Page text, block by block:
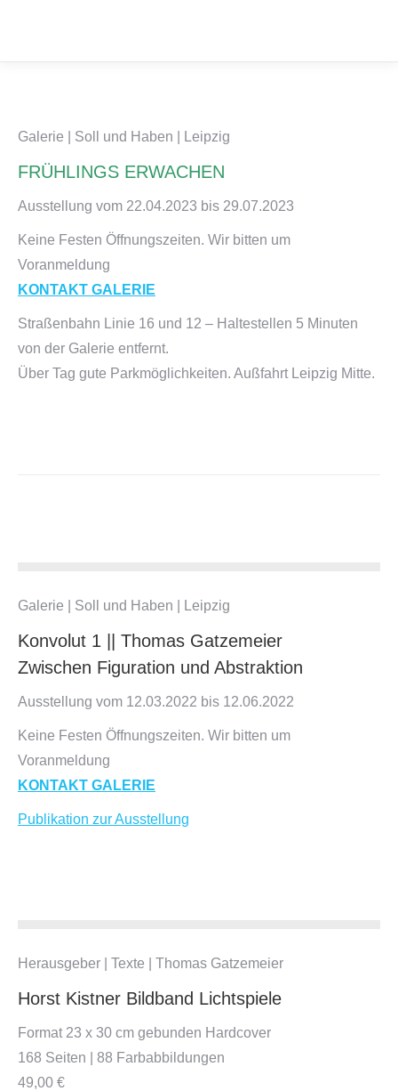
Galerie | Soll und Haben | Leipzig
FRÜHLINGS ERWACHEN
Ausstellung vom 22.04.2023 bis 29.07.2023
Keine Festen Öffnungszeiten. Wir bitten um
Voranmeldung
KONTAKT GALERIE
Straßenbahn Linie 16 und 12 – Haltestellen 5 Minuten
von der Galerie entfernt.
Über Tag gute Parkmöglichkeiten. Außfahrt Leipzig Mitte.
Galerie | Soll und Haben | Leipzig
Konvolut 1 || Thomas Gatzemeier
Zwischen Figuration und Abstraktion
Ausstellung vom 12.03.2022 bis 12.06.2022
Keine Festen Öffnungszeiten. Wir bitten um
Voranmeldung
KONTAKT GALERIE
Publikation zur Ausstellung
Herausgeber | Texte | Thomas Gatzemeier
Horst Kistner Bildband Lichtspiele
Format 23 x 30 cm gebunden Hardcover
168 Seiten | 88 Farbabbildungen
49,00 €